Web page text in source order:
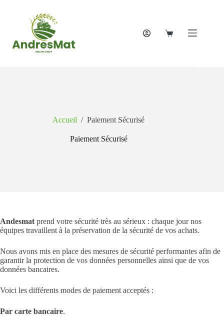
Accueil / Paiement Sécurisé
Paiement Sécurisé
Andesmat prend votre sécurité très au sérieux : chaque jour nos
équipes travaillent à la préservation de la sécurité de vos achats.
Nous avons mis en place des mesures de sécurité performantes afin de
garantir la protection de vos données personnelles ainsi que de vos
données bancaires.
Voici les différents modes de paiement acceptés :
Par carte bancaire.